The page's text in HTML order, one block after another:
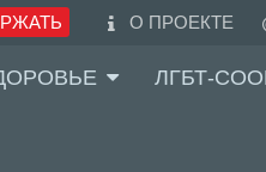
О ПРОЕКТЕ
ЛГБТ-